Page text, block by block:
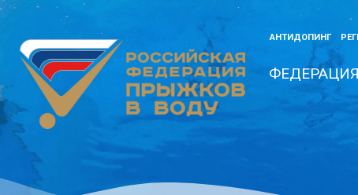
АНТИДОПИНГ
ФЕДЕРАЦИЯ